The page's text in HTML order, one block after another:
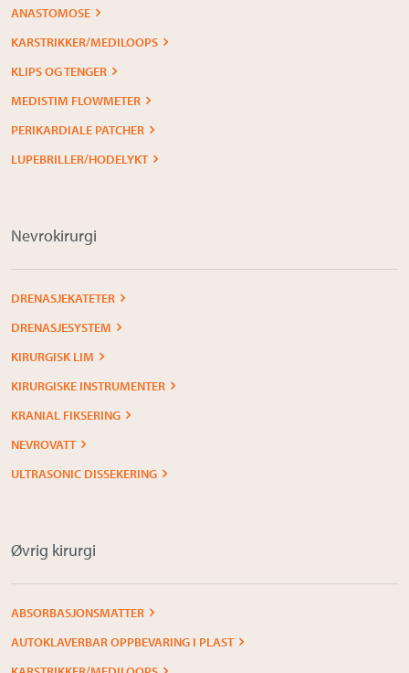
ANASTOMOSE
KARSTRIKKER/MEDILOOPS
KLIPS OG TENGER
MEDISTIM FLOWMETER
PERIKARDIALE PATCHER
LUPEBRILLER/HODELYKT
Nevrokirurgi
DRENASJEKATETER
DRENASJESYSTEM
KIRURGISK LIM
KIRURGISKE INSTRUMENTER
KRANIAL FIKSERING
NEVROVATT
ULTRASONIC DISSEKERING
Øvrig kirurgi
ABSORBASJONSMATTER
AUTOKLAVERBAR OPPBEVARING I PLAST